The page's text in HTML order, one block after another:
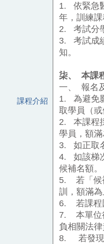
課程介紹
1.
依緊急
年，訓練課
2.
考試分
3.
考試成
知。
柒、
本課
一、
報名
1.
為避免
取學員（或
2.
本課程
學員，額滿
3.
如正取
4.
如該梯
候補名額。
5.
若「
訓，額滿為
6.
若課程
7.
本單
負相關法律
8.
若發